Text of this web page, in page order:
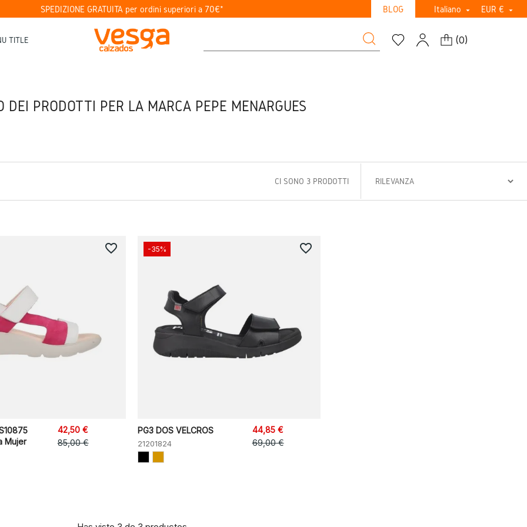
SPEDIZIONE GRATUITA per ordini superiori a 70€* BLOG Italiano  EUR € 
TITLE (0)
DEI PRODOTTI PER LA MARCA PEPE MENARGUES
CI SONO 3 PRODOTTI
Mujer
42,50 €
85,00 €
favorite_border
PG3 DOS VELCROS
21201824
44,85 €
69,00 €
-35% favorite_border